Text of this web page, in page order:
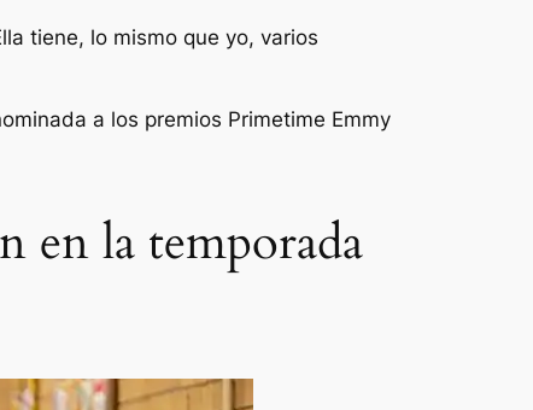
tiene, lo mismo que yo, varios
a los premios Primetime Emmy
en la temporada